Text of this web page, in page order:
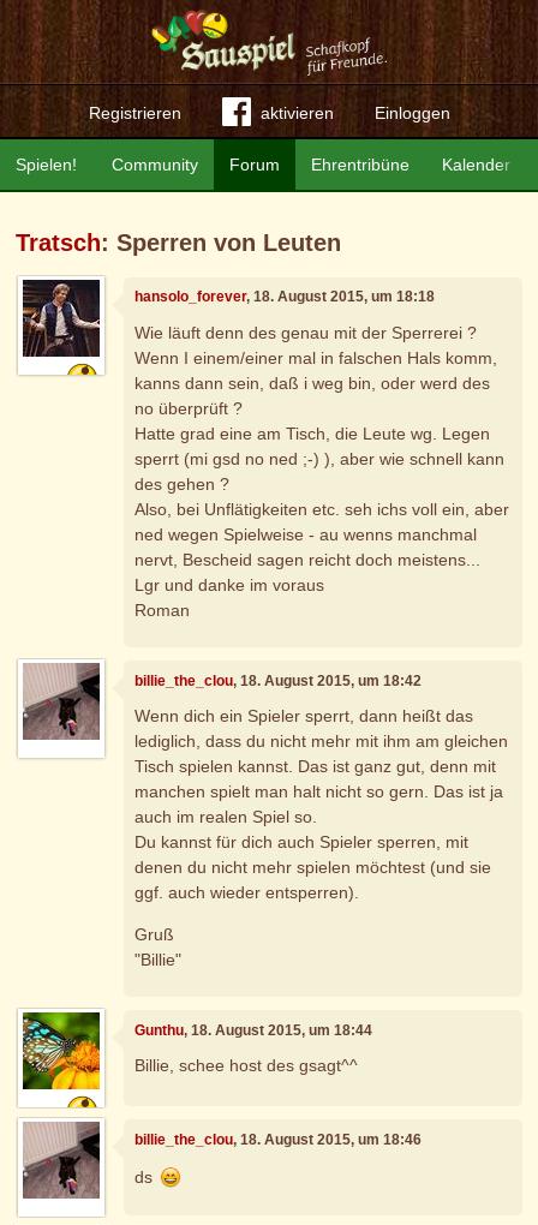
Registrieren aktivieren Einloggen
Community Forum Ehrentribüne Kalender
Spielen!
Tratsch: Sperren von Leuten
hansolo_forever, 18. August 2015, um 18:18
Wie läuft denn des genau mit der Sperrerei ?
Wenn I einem/einer mal in falschen Hals komm,
kanns dann sein, daß i weg bin, oder werd des
no überprüft ?
Hatte grad eine am Tisch, die Leute wg. Legen
sperrt (mi gsd no ned ;-) ), aber wie schnell kann
des gehen ?
Also, bei Unflätigkeiten etc. seh ichs voll ein, aber
ned wegen Spielweise - au wenns manchmal
nervt, Bescheid sagen reicht doch meistens...
Lgr und danke im voraus
Roman
billie_the_clou, 18. August 2015, um 18:42
Wenn dich ein Spieler sperrt, dann heißt das
lediglich, dass du nicht mehr mit ihm am gleichen
Tisch spielen kannst. Das ist ganz gut, denn mit
manchen spielt man halt nicht so gern. Das ist ja
auch im realen Spiel so.
Du kannst für dich auch Spieler sperren, mit
denen du nicht mehr spielen möchtest (und sie
ggf. auch wieder entsperren).
Gruß
"Billie"
Gunthu, 18. August 2015, um 18:44
Billie, schee host des gsagt^^
billie_the_clou, 18. August 2015, um 18:46
ds